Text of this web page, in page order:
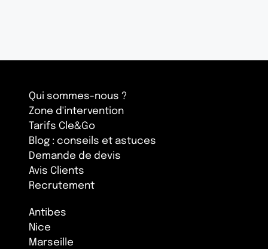
Qui sommes-nous ?
Zone d'intervention
Tarifs Cle&Go
Blog : conseils et astuces
Demande de devis
Avis Clients
Recrutement
Antibes
Nice
Marseille